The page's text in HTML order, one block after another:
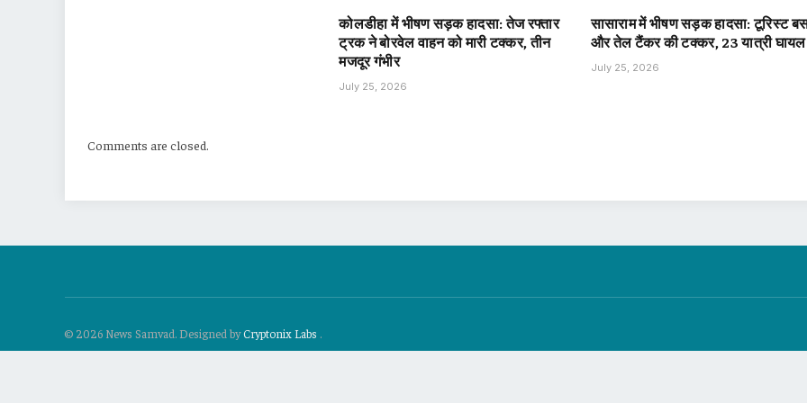
कोलडीहा में भीषण सड़क हादसा: तेज रफ्तार
ट्रक ने बोरवेल वाहन को मारी टक्कर, तीन
मजदूर गंभीर
July 25, 2026
सासाराम में भीषण सड़क हादसा: टूरिस्ट
और तेल टैंकर की टक्कर, 23 यात्री घायल
July 25, 2026
Comments are closed.
© 2026 News Samvad. Designed byCryptonix Labs .